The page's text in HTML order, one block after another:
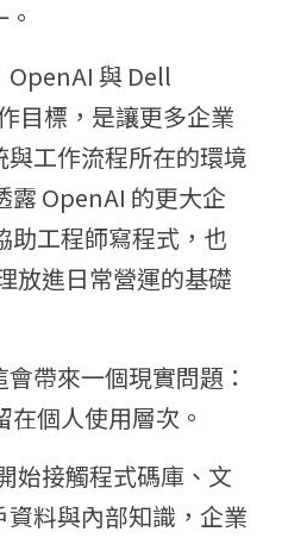
OpenAI 與 Dell
目標，是讓更多企業
工作流程所在的環境
露 OpenAI 的更大企
助工程師寫程式，也
放進日常營運的基礎
帶來一個現實問題：
個人使用層次。
始接觸程式碼庫、文
料與內部知識，企業